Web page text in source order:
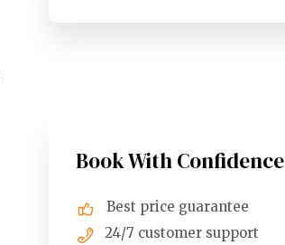
Book With Confidence
Best price guarantee
24/7 customer support